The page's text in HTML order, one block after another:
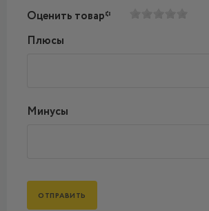
Оценить товар*
Плюсы
Минусы